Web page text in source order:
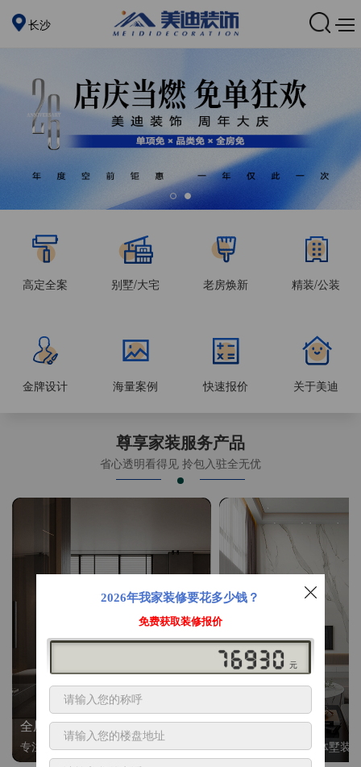
长沙
高定全案 别墅/大宅 老房焕新 精装/公装
金牌设计 海量案例 快速报价 关于美迪
尊享家装服务产品
省心透明看得见 拎包入驻全无优
全屋整装
专注整装24年，高标准，选美迪 十年后仍爱我家
别墅大平层
高端私人定制，整体墅装